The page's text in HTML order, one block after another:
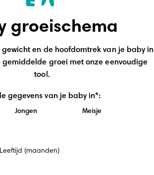
groeischema
gewicht en de hoofdomtrek van je baby in
gemiddelde groei met onze eenvoudige
tool.
gegevens van je baby in*:
Jongen Meisje
Leeftijd (maanden)